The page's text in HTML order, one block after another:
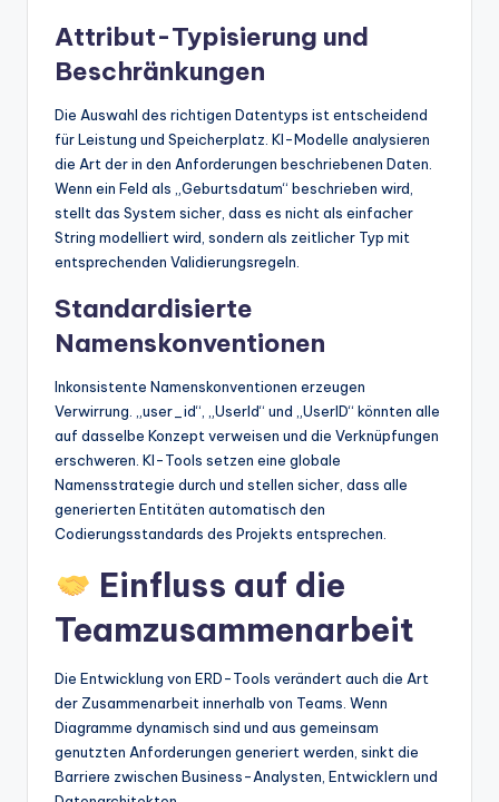
Attribut-Typisierung und
Beschränkungen
Die Auswahl des richtigen Datentyps ist entscheidend
für Leistung und Speicherplatz. KI-Modelle analysieren
die Art der in den Anforderungen beschriebenen Daten.
Wenn ein Feld als „Geburtsdatum“ beschrieben wird,
stellt das System sicher, dass es nicht als einfacher
String modelliert wird, sondern als zeitlicher Typ mit
entsprechenden Validierungsregeln.
Standardisierte
Namenskonventionen
Inkonsistente Namenskonventionen erzeugen
Verwirrung. „user_id“, „UserId“ und „UserID“ könnten alle
auf dasselbe Konzept verweisen und die Verknüpfungen
erschweren. KI-Tools setzen eine globale
Namensstrategie durch und stellen sicher, dass alle
generierten Entitäten automatisch den
Codierungsstandards des Projekts entsprechen.
Einfluss auf die
Teamzusammenarbeit
Die Entwicklung von ERD-Tools verändert auch die Art
der Zusammenarbeit innerhalb von Teams. Wenn
Diagramme dynamisch sind und aus gemeinsam
genutzten Anforderungen generiert werden, sinkt die
Barriere zwischen Business-Analysten, Entwicklern und